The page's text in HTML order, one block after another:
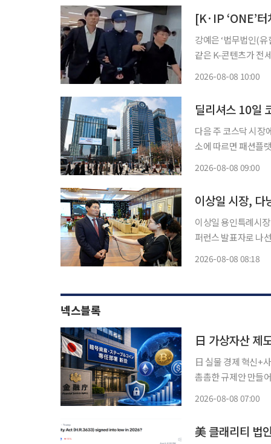
강예은 ‘법무법인(유한) 원’
같은 K-콘텐츠가 전
2026-08-08 10:00
딜리셔스 10일
다음 주 코스닥 시장에
소에 따르면 패션플랫
2026-08-08 09:00
이상일 용인특례시
퍼런스 발표자로 나
2026-08-08 08:18
넥스블록
日 실물 경제 혁신+
촘촘한 규제안 만들
2026-08-08 07:00
美 클래리티 법